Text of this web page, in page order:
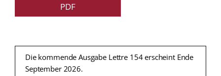
PDF
Die kommende Ausgabe Lettre 154 erscheint Ende
September 2026.